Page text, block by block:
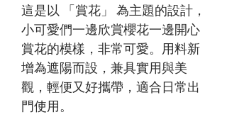
這是以 「賞花」 為主題的設計，
小可愛們一邊欣賞櫻花一邊開心
賞花的模樣，非常可愛。用料新
增為遮陽而設，兼具實用與美
觀，輕便又好攜帶，適合日常出
門使用。